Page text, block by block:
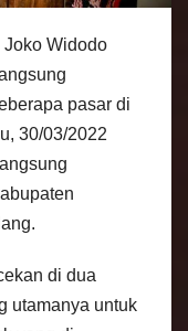
Widodo
pasar di
30/03/2022
di dua
utamanya untuk